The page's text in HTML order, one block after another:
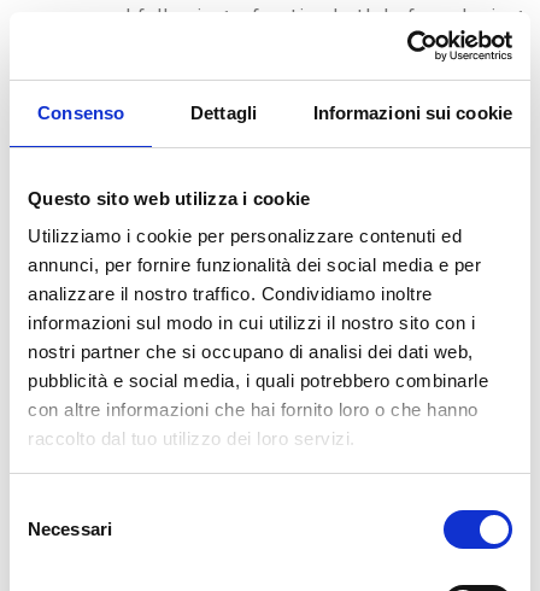
Consenso Dettagli Informazioni sui cookie
Questo sito web utilizza i cookie
Utilizziamo i cookie per personalizzare contenuti ed
annunci, per fornire funzionalità dei social media e per
analizzare il nostro traffico. Condividiamo inoltre
informazioni sul modo in cui utilizzi il nostro sito con i
nostri partner che si occupano di analisi dei dati web,
pubblicità e social media, i quali potrebbero combinarle
con altre informazioni che hai fornito loro o che hanno
raccolto dal tuo utilizzo dei loro servizi.
delNecessari
recommend following a few tips both before placing
your order and during installation to achieve an
excellent technical and visual result.
We create wallpapers based on custom
measurements provided at the time of ordering so
that they fit your wall perfectly. Since most walls are
wall at multiple points and always choose the larger
measurement for both length and height.
We
recommend adding an additional 10-15
centimeters to the wall dimensionsto have a
safety margin, which will be useful during the
installation phase.
Which wallpaper do you want to install?